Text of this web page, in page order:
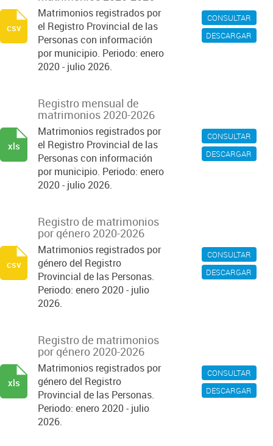
CONSULTAR
DESCARGAR
Matrimonios registrados por
el Registro Provincial de las
Personas con información
por municipio. Periodo: enero
2020 - julio 2026.
csv
CONSULTAR
DESCARGAR
Registro mensual de
matrimonios 2020-2026
Matrimonios registrados por
el Registro Provincial de las
Personas con información
por municipio. Periodo: enero
2020 - julio 2026.
xls
CONSULTAR
DESCARGAR
Registro de matrimonios
por género 2020-2026
Matrimonios registrados por
género del Registro
Provincial de las Personas.
Periodo: enero 2020 - julio
2026.
csv
CONSULTAR
DESCARGAR
Registro de matrimonios
por género 2020-2026
Matrimonios registrados por
género del Registro
Provincial de las Personas.
Periodo: enero 2020 - julio
2026.
xls